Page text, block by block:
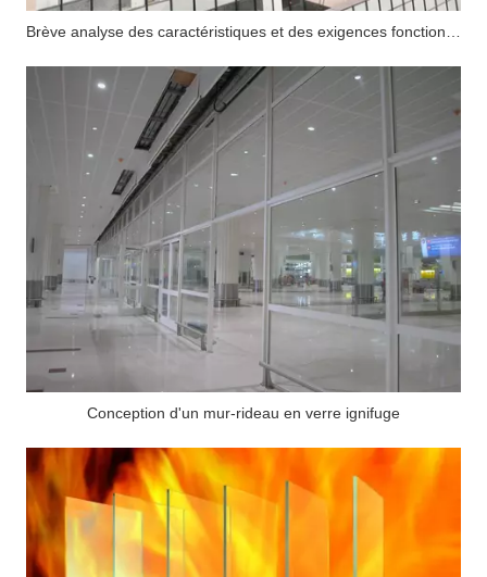
Conception d'un mur-rideau en verre ignifuge